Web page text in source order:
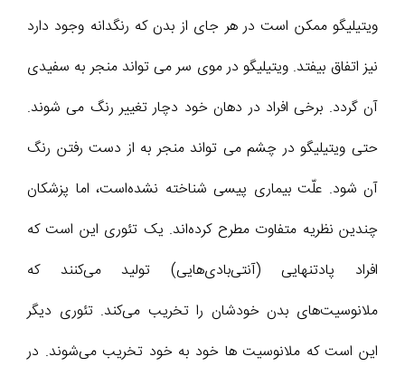
ویتیلیگو ممکن است در هر جای از بدن که رنگدانه وجود دارد
نیز اتفاق بیفتد. ویتیلیگو در موی سر می تواند منجر به سفیدی
آن گردد. برخی افراد در دهان خود دچار تغییر رنگ می شوند.
حتی ویتیلیگو در چشم می تواند منجر به از دست رفتن رنگ
آن شود. علّت بیماری پیسی شناخته نشده‌است، اما پزشکان
چندین نظریه متفاوت مطرح کرده‌اند. یک تئوری این است که
افراد پادتنهایی (آنتی‌بادی‌هایی) تولید می‌کنند که
ملانوسیت‌های بدن خودشان را تخریب می‌کند. تئوری دیگر
این است که ملانوسیت ها خود به خود تخریب می‌شوند. در